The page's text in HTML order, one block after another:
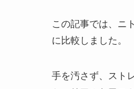
この記事では、ニ
に比較しました。
手を汚さず、スト